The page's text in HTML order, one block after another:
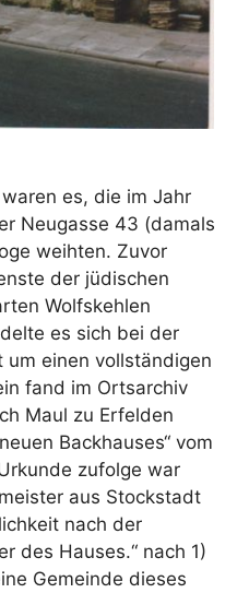
es, die im Jahr
Neugasse 43 (damals
weihten. Zuvor
der jüdischen
Wolfskehlen
es sich bei der
um einen vollständigen
fand im Ortsarchiv
Maul zu Erfelden
Backhauses“ vom
zufolge war
aus Stockstadt
nach der
des Hauses.“ nach 1)
Gemeinde dieses